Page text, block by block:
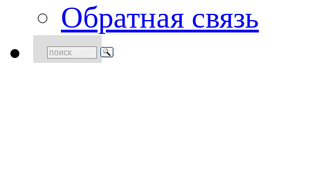
Обратная связь